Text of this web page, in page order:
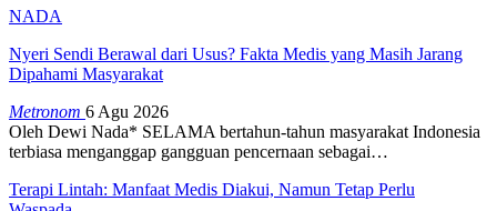
NADA
Nyeri Sendi Berawal dari Usus? Fakta Medis yang Masih Jarang
Dipahami Masyarakat
Metronom 6 Agu 2026
Oleh Dewi Nada* SELAMA bertahun-tahun masyarakat Indonesia
terbiasa menganggap gangguan pencernaan sebagai…
Terapi Lintah: Manfaat Medis Diakui, Namun Tetap Perlu